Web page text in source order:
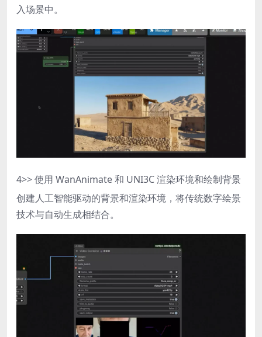
入场景中。
4>> 使用 WanAnimate 和 UNI3C 渲染环境和绘制背景
创建人工智能驱动的背景和渲染环境，将传统数字绘景
技术与自动生成相结合。